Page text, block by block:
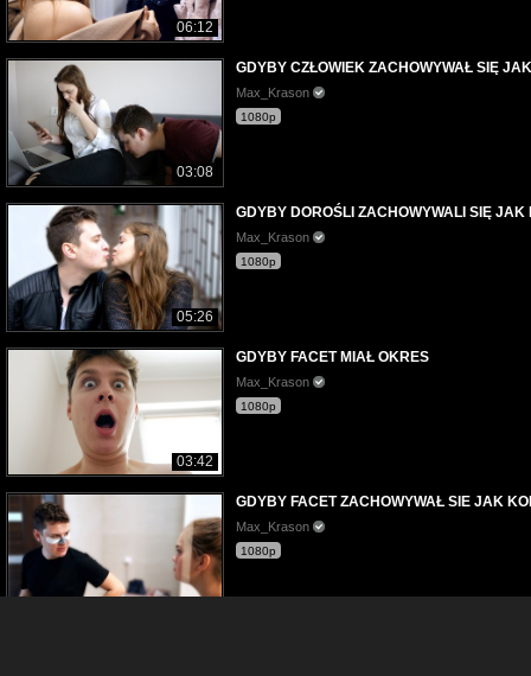
06:12
03:08
GDYBY CZŁOWIEK ZACHOWYWAŁ SIĘ
Max_Krason
1080p
05:26
GDYBY DOROŚLI ZACHOWYWALI SIĘ JAK
Max_Krason
1080p
03:42
GDYBY FACET MIAŁ OKRES
Max_Krason
1080p
GDYBY FACET ZACHOWYWAŁ SIE JAK
Max_Krason
1080p